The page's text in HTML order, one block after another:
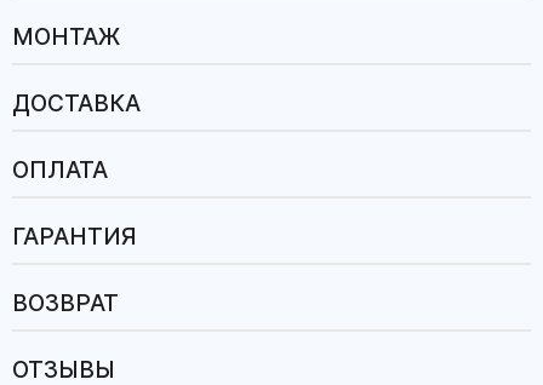
МОНТАЖ
ДОСТАВКА
ОПЛАТА
ГАРАНТИЯ
ВОЗВРАТ
ОТЗЫВЫ